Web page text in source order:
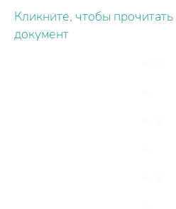
Кликните, чтобы прочитать
документ